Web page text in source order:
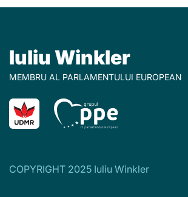
Iuliu Winkler
MEMBRU AL PARLAMENTULUI EUROPEAN
COPYRIGHT 2025 Iuliu Winkler